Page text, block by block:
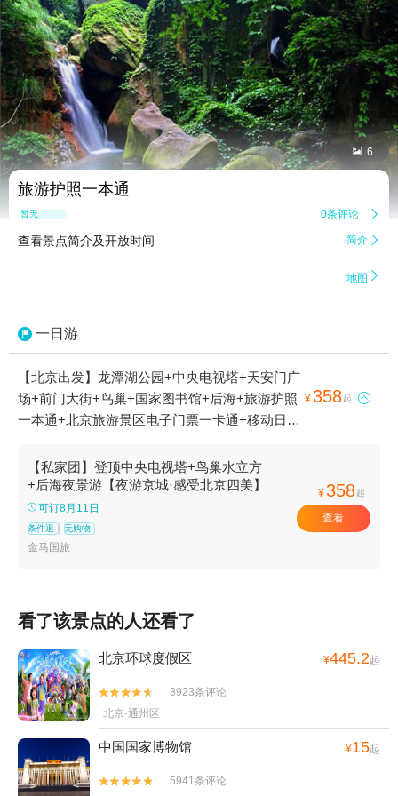
 6
旅游护照一本通
暂无点评 0条评论 
查看景点简介及开放时间 简介 
地图 
一日游
【北京出发】龙潭湖公园+中央电视塔+天安门广
场+前门大街+鸟巢+国家图书馆+后海+旅游护照
一本通+北京旅游景区电子门票一卡通+移动日本
¥358起 
【私家团】登顶中央电视塔+鸟巢水立方
+后海夜景游【夜游京城·感受北京四美】
可订8月11日
条件退 无购物
金马国旅
¥358起
查看
看了该景点的人还看了
北京环球度假区 ¥445.2起


3923条评论
北京·通州区
中国国家博物馆 ¥15起


5941条评论
